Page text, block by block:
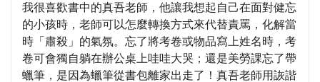
我很喜歡書中的真吾老師，他讓我想起自己在面對健忘
的小孩時，老師可以怎麼轉換方式來代替責罵，化解當
時「肅殺」的氣氛。忘了將考卷或物品寫上姓名時，考
卷可會獨自躺在辦公桌上哇哇大哭；還是美勞課忘了帶
蠟筆，是因為蠟筆從書包離家出走了！真吾老師用詼諧